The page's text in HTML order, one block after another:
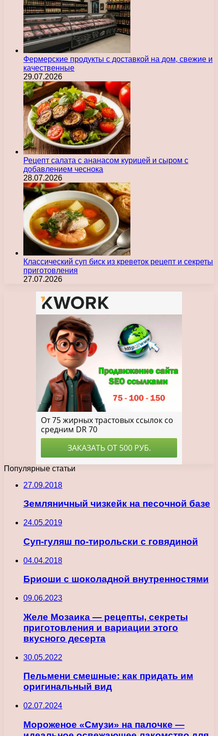
Фермерские продукты с доставкой на дом, свежие и
качественные
29.07.2026
Рецепт салата с ананасом курицей и сыром с
добавлением чеснока
28.07.2026
Классический суп биск из креветок рецепт и секреты
приготовления
27.07.2026
Популярные статьи
27.09.2018
Земляничный чизкейк на песочной базе
24.05.2019
Суп-гуляш по-тирольски с говядиной
04.04.2018
Бриоши с шоколадной внутренностями
09.06.2023
Желе Мозаика — рецепты, секреты
приготовления и вариации этого
вкусного десерта
30.05.2022
Пельмени смешные: как придать им
оригинальный вид
02.07.2024
Мороженое «Смузи» на палочке —